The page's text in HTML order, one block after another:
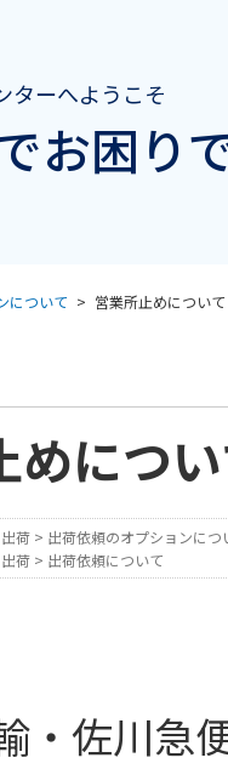
ターへようこそ
お困り
について > 営業所止めについて
めにつ
出荷 > 出荷依頼のオプションにつ
出荷 > 出荷依頼について
・佐川急